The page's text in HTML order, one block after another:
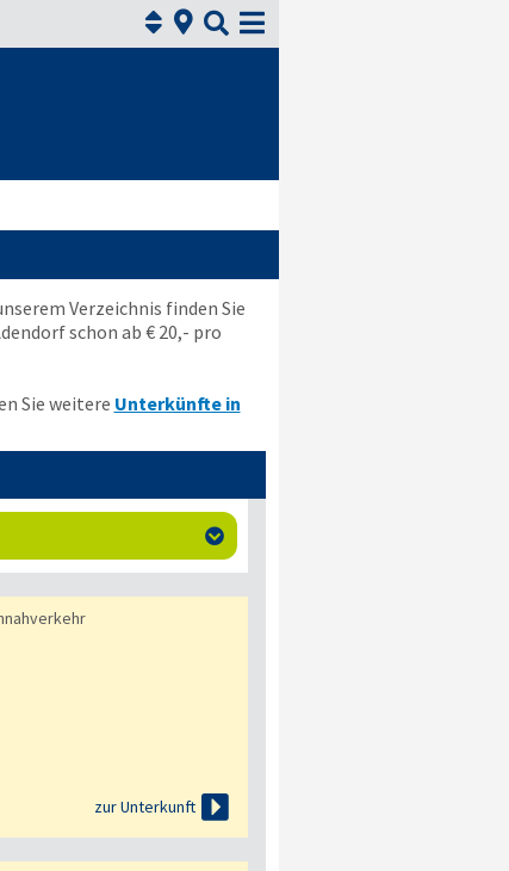
 

Verzeichnis finden Sie
schon ab € 20,- pro
Sie weitere Unterkünfte in

zur Unterkunft 